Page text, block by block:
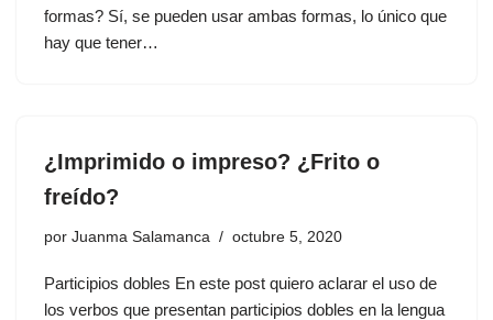
formas? Sí, se pueden usar ambas formas, lo único que
hay que tener…
¿Imprimido o impreso? ¿Frito o
freído?
por Juanma Salamanca octubre 5, 2020
Participios dobles En este post quiero aclarar el uso de
los verbos que presentan participios dobles en la lengua